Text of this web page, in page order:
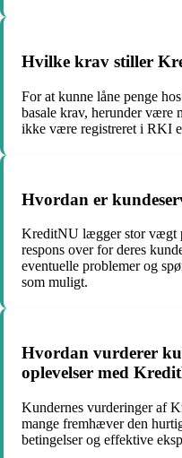
Hvilke krav stiller
For at kunne låne penge
basale krav, herunder være
ikke være registreret i RKI
Hvordan er
KreditNU lægger stor vægt
respons over for deres
eventuelle problemer og
som muligt.
Hvordan vurderer
oplevelser med
Kundernes vurderinger af
mange fremhæver den
betingelser og effektive